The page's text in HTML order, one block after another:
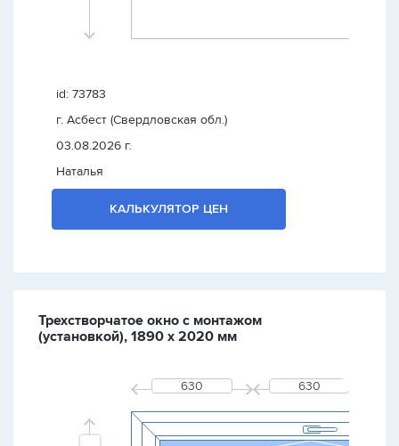
id: 73783
г. Асбест (Свердловская обл.)
03.08.2026 г.
Наталья
КАЛЬКУЛЯТОР ЦЕН
Трехстворчатое окно с монтажом
(установкой), 1890 х 2020 мм